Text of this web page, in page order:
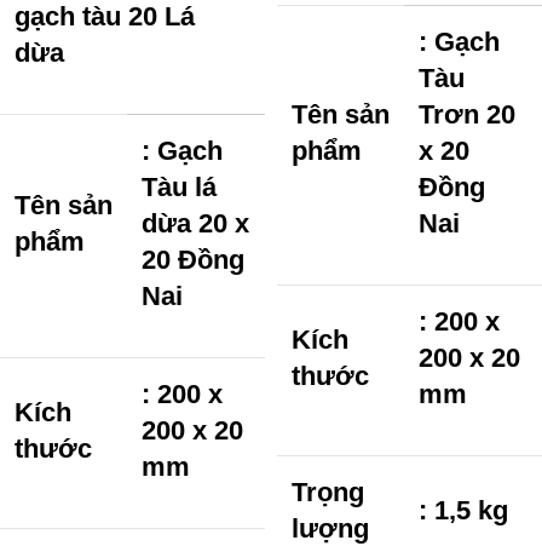
gạch tàu 20 Lá
dừa
Tên sản
phẩm
: Gạch
Tàu lá
dừa 20 x
20 Đồng
Nai
Kích
thước
: 200 x
200 x 20
mm
Tên sản
phẩm
: Gạch
Tàu
Trơn 20
x 20
Đồng
Nai
Kích
thước
: 200 x
200 x 20
mm
Trọng
lượng
: 1,5 kg